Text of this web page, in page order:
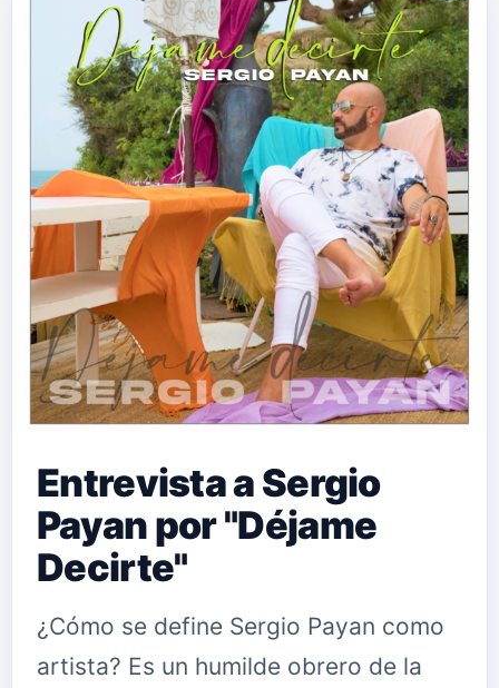
Entrevista a Sergio
Payan por "Déjame
Decirte"
¿Cómo se define Sergio Payan como
artista? Es un humilde obrero de la